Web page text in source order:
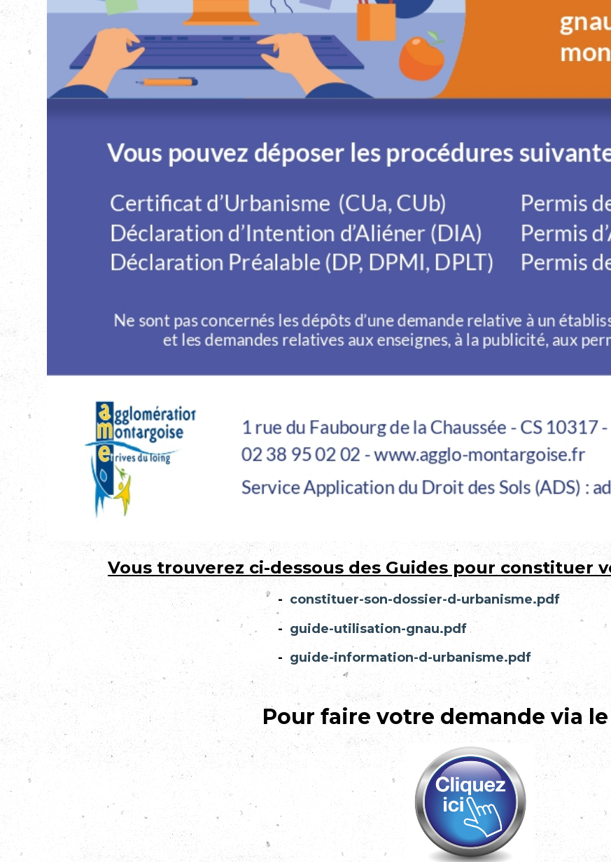
Vous trouverez ci-dessous des Guides pour constituer
- constituer-son-dossier-d-urbanisme.pdf
- guide-utilisation-gnau.pdf
- guide-information-d-urbanisme.pdf
Pour faire votre demande via le